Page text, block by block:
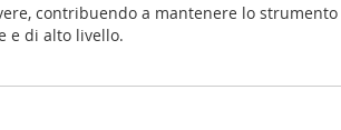
contribuendo a mantenere lo
e di alto livello.